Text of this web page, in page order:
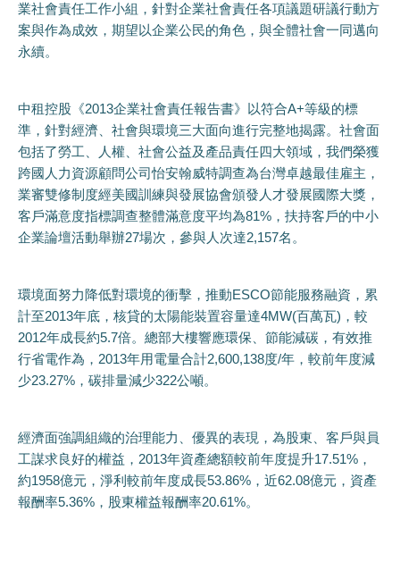
業社會責任工作小組，針對企業社會責任各項議題研議行動方
案與作為成效，期望以企業公民的角色，與全體社會一同邁向
永續。
中租控股《2013企業社會責任報告書》以符合A+等級的標
準，針對經濟、社會與環境三大面向進行完整地揭露。社會面
包括了勞工、人權、社會公益及產品責任四大領域，我們榮獲
跨國人力資源顧問公司怡安翰威特調查為台灣卓越最佳雇主，
業審雙修制度經美國訓練與發展協會頒發人才發展國際大獎，
客戶滿意度指標調查整體滿意度平均為81%，扶持客戶的中小
企業論壇活動舉辦27場次，參與人次達2,157名。
環境面努力降低對環境的衝擊，推動ESCO節能服務融資，累
計至2013年底，核貸的太陽能裝置容量達4MW(百萬瓦)，較
2012年成長約5.7倍。總部大樓響應環保、節能減碳，有效推
行省電作為，2013年用電量合計2,600,138度/年，較前年度減
少23.27%，碳排量減少322公噸。
經濟面強調組織的治理能力、優異的表現，為股東、客戶與員
工謀求良好的權益，2013年資產總額較前年度提升17.51%，
約1958億元，淨利較前年度成長53.86%，近62.08億元，資產
報酬率5.36%，股東權益報酬率20.61%。